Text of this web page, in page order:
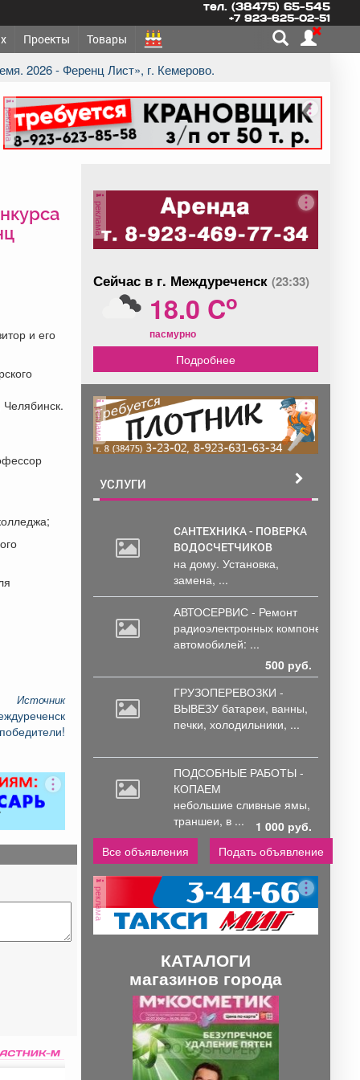
тел. (38475) 65-545
+7 923-625-02-51
Проекты Товары
2026 - Ференц Лист», г. Кемерово.
реклама
и его
Источник
реклама
Сейчас в г. Междуреченск (23:33)
18.0 Co
пасмурно
Подробнее
реклама
УСЛУГИ
САНТЕХНИКА - ПОВЕРКА
ВОДОСЧЕТЧИКОВ
на дому. Установка,
замена, ...
АВТОСЕРВИС - Ремонт
радиоэлектронных компонентов
автомобилей: ...
500 руб.
ГРУЗОПЕРЕВОЗКИ -
ВЫВЕЗУ батареи, ванны,
печки, холодильники, ...
ПОДСОБНЫЕ РАБОТЫ -
КОПАЕМ
небольшие сливные ямы,
траншеи, в ...
1 000 руб.
Все объявления
Подать объявление
реклама
КАТАЛОГИ
магазинов города